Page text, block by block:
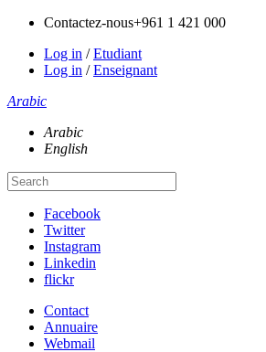
Contactez-nous+961 1 421 000
Log in /Etudiant
Log in /Enseignant
Arabic
Arabic
English
Facebook
Twitter
Instagram
Linkedin
flickr
Contact
Annuaire
Webmail